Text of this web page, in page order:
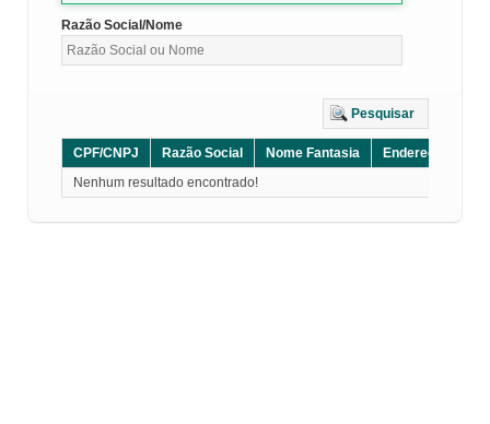
Razão Social/Nome
Pesquisar
CPF/CNPJ Razão Social Nome Fantasia Endereço
Nenhum resultado encontrado!